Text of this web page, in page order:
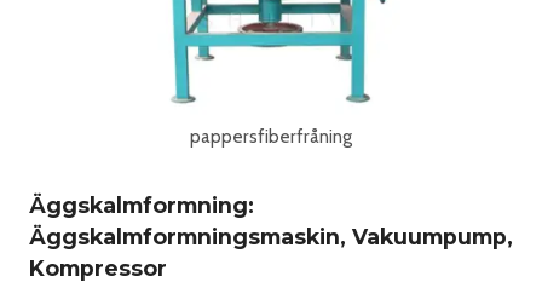
pappersfiberfråning
Äggskalmformning:
Äggskalmformningsmaskin, Vakuumpump,
Kompressor